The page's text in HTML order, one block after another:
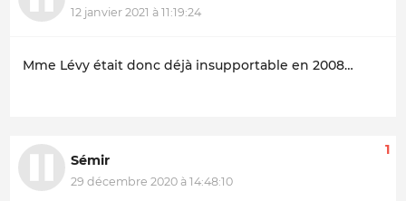
12 janvier 2021 à 11:19:24
Mme Lévy était donc déjà insupportable en 2008…
Sémir
29 décembre 2020 à 14:48:10
1